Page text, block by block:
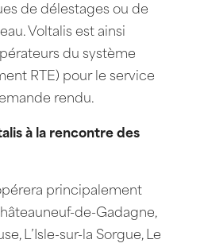
de délestages ou de
Voltalis est ainsi
du système
RTE) pour le service
rendu.
à la rencontre des
principalement
de-Gadagne,
L’Isle-sur-la Sorgue, Le